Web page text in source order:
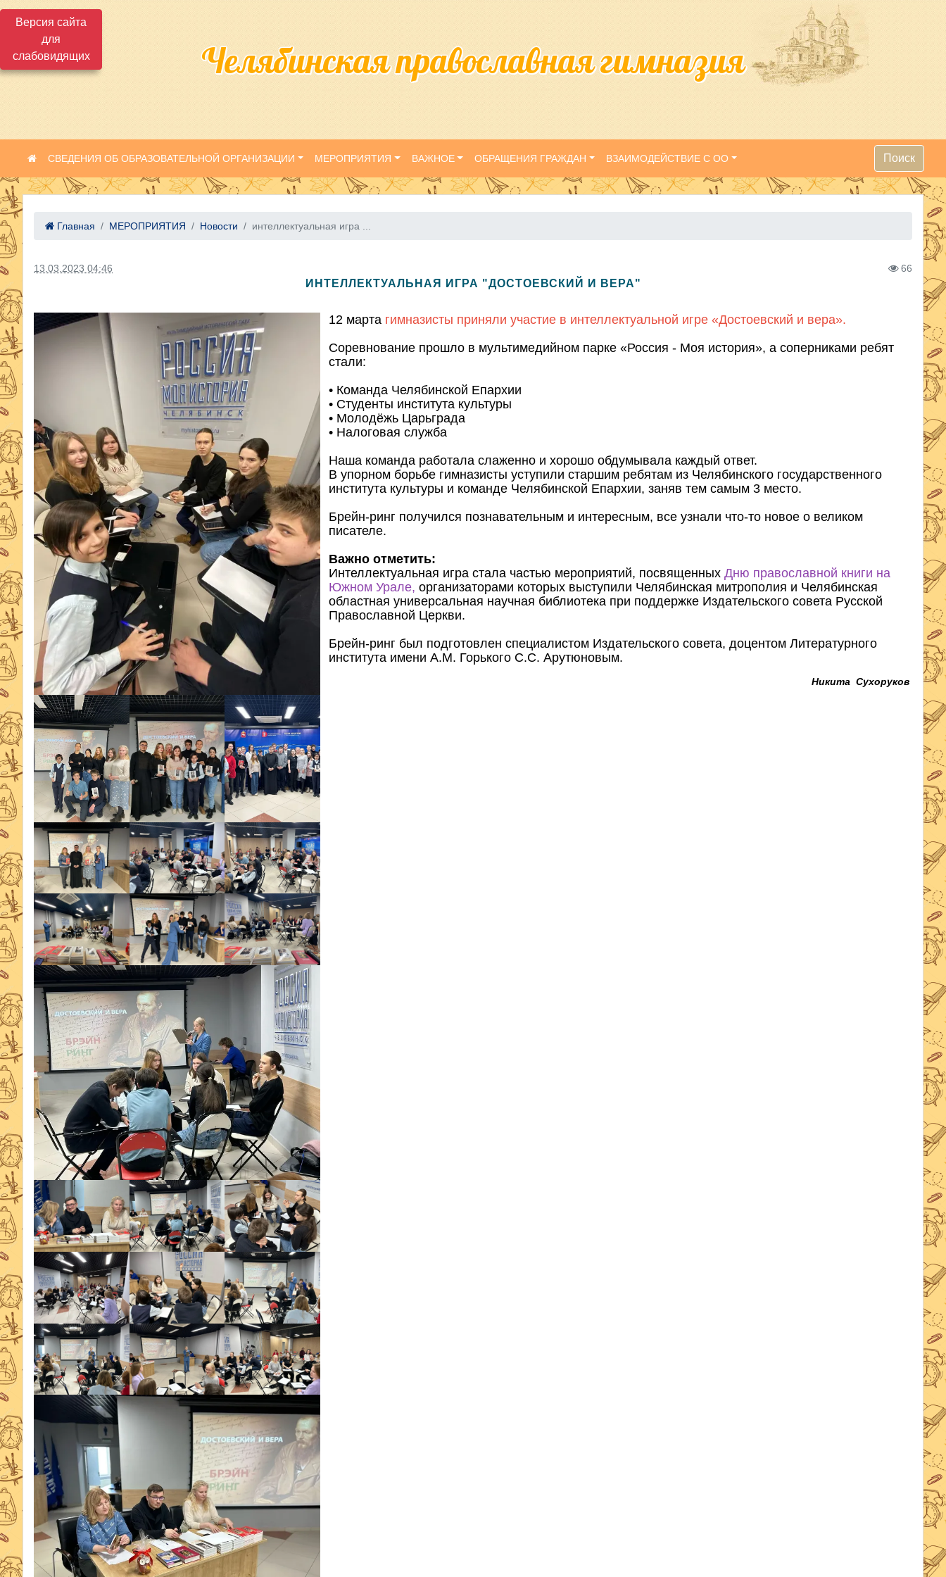
Версия сайта
для
слабовидящих
Челябинская православная гимназия
СВЕДЕНИЯ ОБ ОБРАЗОВАТЕЛЬНОЙ ОРГАНИЗАЦИИ МЕРОПРИЯТИЯ ВАЖНОЕ ОБРАЩЕНИЯ ГРАЖДАН ВЗАИМОДЕЙСТВИЕ С ОО Поиск
Главная МЕРОПРИЯТИЯ Новости интеллектуальная игра ...
13.03.2023 04:46 66
ИНТЕЛЛЕКТУАЛЬНАЯ ИГРА "ДОСТОЕВСКИЙ И ВЕРА"
12 марта гимназисты приняли участие в интеллектуальной игре «Достоевский и вера».
Соревнование прошло в мультимедийном парке «Россия - Моя история», а соперниками ребят
стали:
• Команда Челябинской Епархии
• Студенты института культуры
• Молодёжь Царьграда
• Налоговая служба
Наша команда работала слаженно и хорошо обдумывала каждый ответ.
В упорном борьбе гимназисты уступили старшим ребятам из Челябинского государственного
института культуры и команде Челябинской Епархии, заняв тем самым 3 место.
Брейн-ринг получился познавательным и интересным, все узнали что-то новое о великом
писателе.
Важно отметить:
Интеллектуальная игра стала частью мероприятий, посвященных Дню православной книги на
Южном Урале, организаторами которых выступили Челябинская митрополия и Челябинская
областная универсальная научная библиотека при поддержке Издательского совета Русской
Православной Церкви.
Брейн-ринг был подготовлен специалистом Издательского совета, доцентом Литературного
института имени А.М. Горького С.С. Арутюновым.
Никита Сухоруков